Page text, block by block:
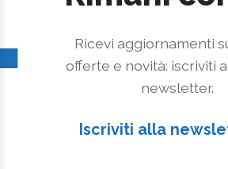
Ricevi aggiornamenti
offerte e novità: iscriviti
newsletter.
Iscriviti alla